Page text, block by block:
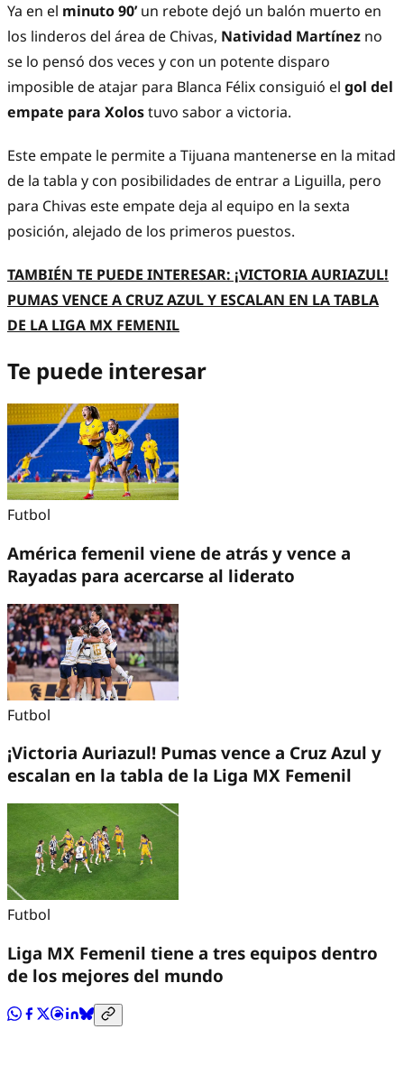
Ya en el minuto 90’ un rebote dejó un balón muerto en
los linderos del área de Chivas, Natividad Martínez no
se lo pensó dos veces y con un potente disparo
imposible de atajar para Blanca Félix consiguió el gol del
empate para Xolostuvo sabor a victoria.
Este empate le permite a Tijuana mantenerse en la mitad
de la tabla y con posibilidades de entrar a Liguilla, pero
para Chivas este empate deja al equipo en la sexta
posición, alejado de los primeros puestos.
TAMBIÉN TE PUEDE INTERESAR: ¡VICTORIA AURIAZUL!
PUMAS VENCE A CRUZ AZUL Y ESCALAN EN LA TABLA
DE LA LIGA MX FEMENIL
Te puede interesar
Futbol
América femenil viene de atrás y vence a
Rayadas para acercarse al liderato
Futbol
¡Victoria Auriazul! Pumas vence a Cruz Azul y
escalan en la tabla de la Liga MX Femenil
Futbol
Liga MX Femenil tiene a tres equipos dentro
de los mejores del mundo